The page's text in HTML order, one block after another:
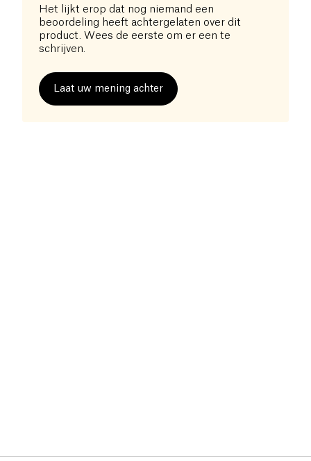
Het lijkt erop dat nog niemand een
beoordeling heeft achtergelaten over dit
product. Wees de eerste om er een te
schrijven.
Laat uw mening achter